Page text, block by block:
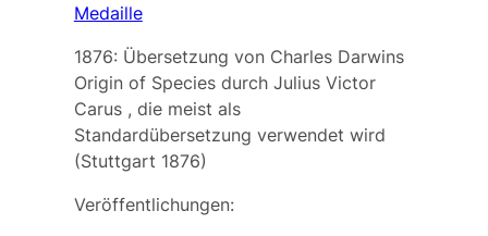
Medaille
1876: Übersetzung von Charles Darwins
Origin of Speciesdurch Julius Victor
Carus, die meist als
Standardübersetzung verwendet wird
(Stuttgart 1876)
Veröffentlichungen: